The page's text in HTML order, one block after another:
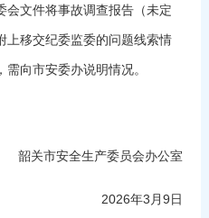
文件将事故调查报告（未定
上移交纪委监委的问题线索情
向市安委办说明情况。
韶关市安全生产委员会办公室
2026年3月9日